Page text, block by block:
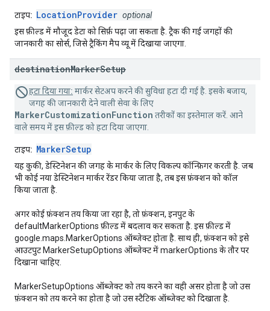
टाइप: LocationProvider optional
इस फ़ील्ड में मौजूद डेटा को सिर्फ़ पढ़ा जा सकता है. ट्रैक की गई जगहों की
जानकारी का सोर्स, जिसे ट्रैकिंग मैप व्यू में दिखाया जाएगा.
destinationMarkerSetup
हटा दिया गया: मार्कर सेटअप करने की सुविधा हटा दी गई है. इसके बजाय,
जगह की जानकारी देने वाली सेवा के लिए
MarkerCustomizationFunction तरीकों का इस्तेमाल करें. आने
वाले समय में इस फ़ील्ड को हटा दिया जाएगा.
टाइप: MarkerSetup
यह कुकी, डेस्टिनेशन की जगह के मार्कर के लिए विकल्प कॉन्फ़िगर करती है. जब
भी कोई नया डेस्टिनेशन मार्कर रेंडर किया जाता है, तब इस फ़ंक्शन को कॉल
किया जाता है.
अगर कोई फ़ंक्शन तय किया जा रहा है, तो फ़ंक्शन, इनपुट के
defaultMarkerOptions फ़ील्ड में बदलाव कर सकता है. इस फ़ील्ड में
google.maps.MarkerOptions ऑब्जेक्ट होता है. साथ ही, फ़ंक्शन को इसे
आउटपुट MarkerSetupOptions ऑब्जेक्ट में markerOptions के तौर पर
दिखाना चाहिए.
MarkerSetupOptions ऑब्जेक्ट को तय करने का वही असर होता है जो उस
फ़ंक्शन को तय करने का होता है जो उस स्टैटिक ऑब्जेक्ट को दिखाता है.